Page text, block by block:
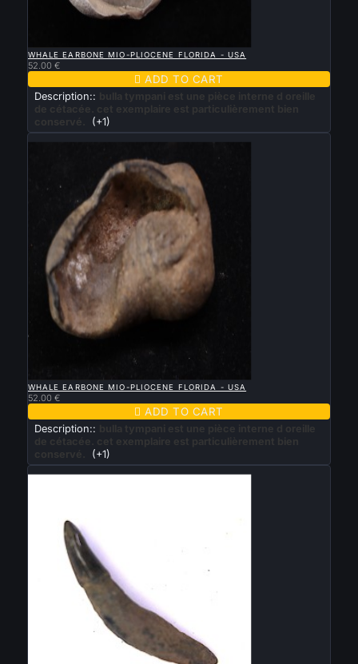
WHALE EARBONE MIO-PLIOCENE FLORIDA - USA
52.00 €
 ADD TO CART
Description::
bulla tympani est une pièce interne d oreille
de cétacée. cet exemplaire est particulièrement bien
conservé.
(+1)
WHALE EARBONE MIO-PLIOCENE FLORIDA - USA
52.00 €
 ADD TO CART
Description::
bulla tympani est une pièce interne d oreille
de cétacée. cet exemplaire est particulièrement bien
conservé.
(+1)
New